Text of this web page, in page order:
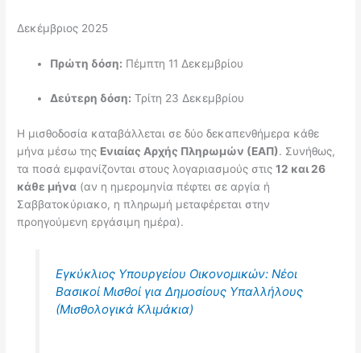
Δεκέμβριος 2025
Πρώτη δόση: Πέμπτη 11 Δεκεμβρίου
Δεύτερη δόση: Τρίτη 23 Δεκεμβρίου
Η μισθοδοσία καταβάλλεται σε δύο δεκαπενθήμερα κάθε
μήνα μέσω της Ενιαίας Αρχής Πληρωμών (ΕΑΠ). Συνήθως,
τα ποσά εμφανίζονται στους λογαριασμούς στις12 και 26
κάθε μήνα (αν η ημερομηνία πέφτει σε αργία ή
Σαββατοκύριακο, η πληρωμή μεταφέρεται στην
προηγούμενη εργάσιμη ημέρα).
Εγκύκλιος Υπουργείου Οικονομικών: Νέοι
Βασικοί Μισθοί για Δημοσίους Υπαλλήλους
(Μισθολογικά Κλιμάκια)